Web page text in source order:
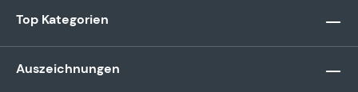
Top Kategorien
Auszeichnungen